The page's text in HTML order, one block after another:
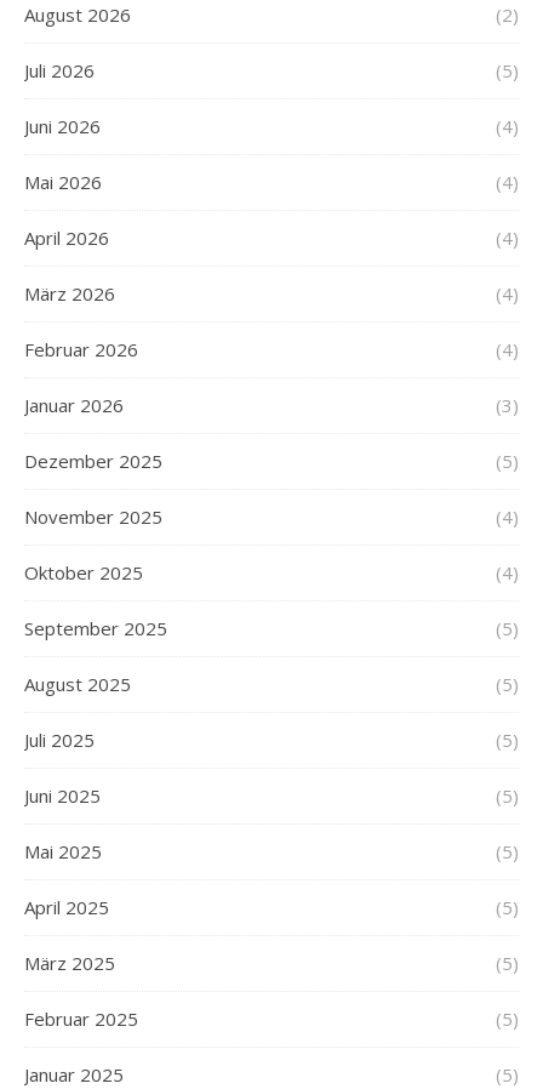
August 2026 (2)
Juli 2026 (5)
Juni 2026 (4)
Mai 2026 (4)
April 2026 (4)
März 2026 (4)
Februar 2026 (4)
Januar 2026 (3)
Dezember 2025 (5)
November 2025 (4)
Oktober 2025 (4)
September 2025 (5)
August 2025 (5)
Juli 2025 (5)
Juni 2025 (5)
Mai 2025 (5)
April 2025 (5)
März 2025 (5)
Februar 2025 (5)
Januar 2025 (5)